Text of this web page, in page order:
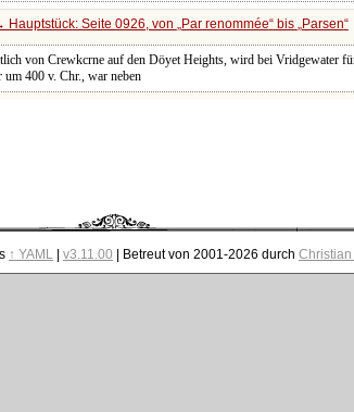
Seite 0926, von Par renommée bis Parsen
von Crewkcrne auf den Döyet Heights, wird bei Vridgewater
um 400 v. Chr., war neben
↑ YAML| v3.11.00 | Betreut von 2001-2026 durch Christian